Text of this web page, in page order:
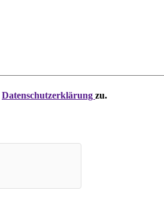
Datenschutzerklärung zu.